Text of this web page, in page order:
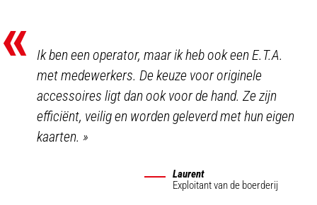
«
Ik ben een operator, maar ik heb ook een E.T.A.
met medewerkers. De keuze voor originele
accessoires ligt dan ook voor de hand. Ze zijn
efficiënt, veilig en worden geleverd met hun eigen
kaarten.»
Laurent
Exploitant van de boerderij